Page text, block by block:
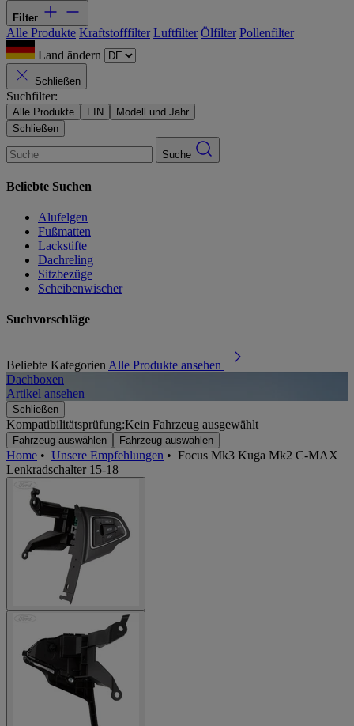
Filter
Alle Produkte Kraftstofffilter Luftfilter Ölfilter Pollenfilter
Land ändern
Schließen
Suchfilter:
Alle Produkte FIN
Modell und Jahr
Schließen
Suche
Beliebte Suchen
Alufelgen
Fußmatten
Lackstifte
Dachreling
Sitzbezüge
Scheibenwischer
Suchvorschläge
Beliebte Kategorien Alle Produkte ansehen
Dachboxen
Artikel ansehen
Schließen
Kompatibilitätsprüfung:Kein Fahrzeug ausgewählt
Fahrzeug auswählen Fahrzeug auswählen
Home • Unsere Empfehlungen • Focus Mk3 Kuga Mk2 C-MAX
Lenkradschalter 15-18